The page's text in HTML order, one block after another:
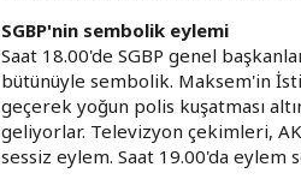
SGBP'nin sembolik eylemi
Saat 18.00'de SGBP genel
bütünüyle sembolik. Maksem'in
geçerek yoğun polis kuşatması
geliyorlar. Televizyon çekimleri,
sessiz eylem. Saat 19.00'da eylem